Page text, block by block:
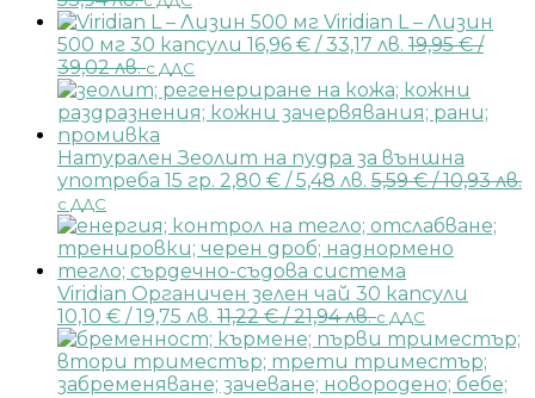
Viridian L – Лизин
500 мг 30 капсули 16,96 € / 33,17 лв. 19,95€/
39,02 лв.с ДДС
Натурален Зеолит на пудра за външна
употреба 15 гр. 2,80 € / 5,48 лв. 5,59€/ 10,93 лв.
с ДДС
Viridian Органичен зелен чай 30 капсули
10,10 € / 19,75 лв. 11,22€/ 21,94 лв.с ДДС